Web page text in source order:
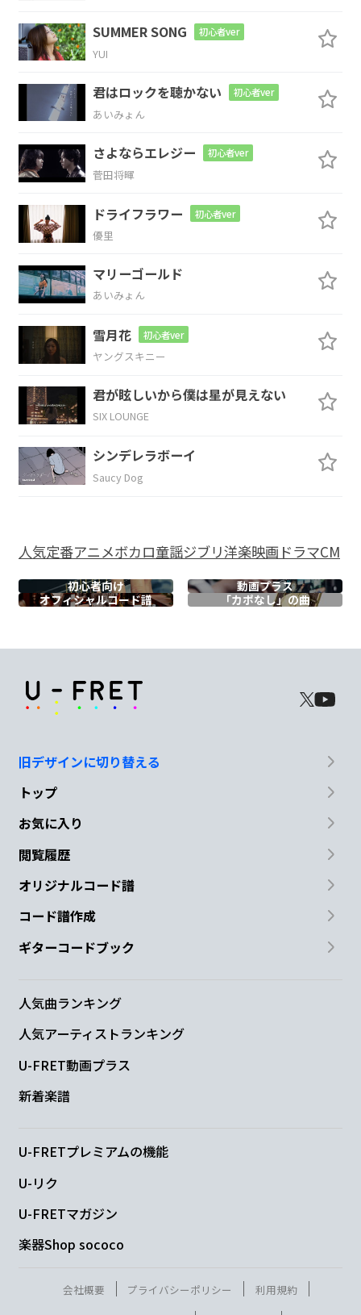
Em C
規則正しい世
C B
幕を閉じ
Em
今はすでに当
C
たり障 りなく
規則正しい世 界が
Em C D
Em C B
め くるめく光景
痛みを伴うな
G
血 も涙もない人か物体か
B
Ah... 容姿端麗な嘘で
完全に騙して
SUMMER SONG 初心者ver
YUI
君はロックを聴かない 初心者ver
あいみょん
さよならエレジー 初心者ver
菅田将暉
ドライフラワー 初心者ver
優里
マリーゴールド
あいみょん
雪月花 初心者ver
ヤングスキニー
君が眩しいから僕は星が見えない
SIX LOUNGE
シンデレラボーイ
Saucy Dog
人気定番アニメボカロ童謡ジブリ洋楽映画ドラマCM
初心者向け
動画プラス
オフィシャルコード譜 「カポなし」の曲
旧デザインに切り替える
トップ
お気に入り
閲覧履歴
オリジナルコード譜
コード譜作成
ギターコードブック
人気曲ランキング
人気アーティストランキング
U-FRET動画プラス
新着楽譜
U-FRETプレミアムの機能
U-リク
U-FRETマガジン
楽器Shop sococo
会社概要 プライバシーポリシー
利用規約